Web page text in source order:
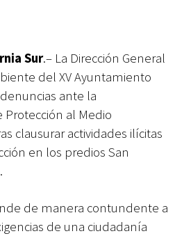
Sur.– La Dirección General
del XV Ayuntamiento
ante la
Protección al Medio
clausurar actividades ilícitas
en los predios San
de manera contundente a
de una ciudadanía